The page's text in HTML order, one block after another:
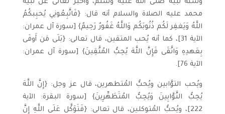
وسُنة نبيِّه صلى الله عليه وسلم، وأخبر تعالى عن نبيِّه
محمد عليه الصلاة والسلام أنه قال: {فَاتَّبِعُونِي يُحبِبكُمُ
اللَّهُ وَيَغفِر لَكُم ذُنُوبَكُم وَاللَّهُ غَفُورٌ رَحِيمٌ} [سورة آل عمران:
الآية 31]، كما أنه يُحب المتقين، قال تعالى: {بَلَى مَن أَوفَى
بِعَهدِهِ وَاتَّقَى فَإِنَّ اللَّهَ يُحِبُّ المُتَّقِينَ} [سورة آل عمران:
الآية 76].
ويُحب التوَّابين ويُحبُّ المُتطهرين، قال عز وجل: {إِنَّ اللَّهَ
يُحِبُّ التَّوَّابِينَ وَيُحِبُّ المُتَطَهِّرِينَ} [سورة البقرة: الآية
222]، ويُحبُّ المُتوكلين، قال تعالى: {فَتَوَكَّل عَلَى اللَّهِ إِنَّ